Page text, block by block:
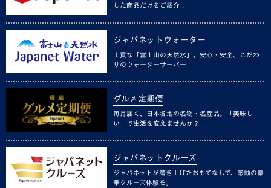
した商品だけをご紹介！
ジャパネットウォーター
上質な「富士山の天然水」。安心・安全、こだわ
りのウォーターサーバー
グルメ定期便
毎月届く、日本各地の名物・名産品。「美味し
い」で生活を変えませんか？
ジャパネットクルーズ
ジャパネットが磨き上げたおもてなしで、感動の豪
華クルーズ体験を。